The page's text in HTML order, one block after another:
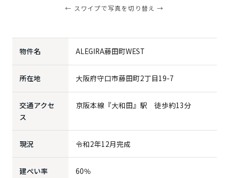
← スワイプで写真を切り替え →
物件名 ALEGIRA藤田町WEST
所在地 大阪府守口市藤田町2丁目19-7
交通アクセ
ス
京阪本線『大和田』駅 徒歩約13分
現況 令和2年12月完成
建ぺい率 60％